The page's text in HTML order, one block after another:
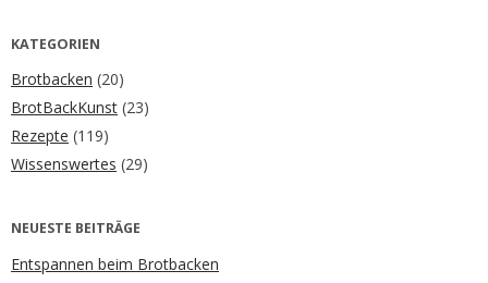
KATEGORIEN
Brotbacken (20)
BrotBackKunst (23)
Rezepte (119)
Wissenswertes (29)
NEUESTE BEITRÄGE
Entspannen beim Brotbacken